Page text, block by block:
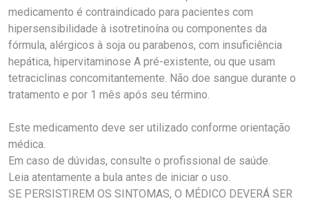
medicamento é contraindicado para pacientes com
hipersensibilidade à isotretinoína ou componentes da
fórmula, alérgicos à soja ou parabenos, com insuficiência
hepática, hipervitaminose A pré-existente, ou que usam
tetraciclinas concomitantemente. Não doe sangue durante o
tratamento e por 1 mês após seu término.
Este medicamento deve ser utilizado conforme orientação
médica.
Em caso de dúvidas, consulte o profissional de saúde.
Leia atentamente a bula antes de iniciar o uso.
SE PERSISTIREM OS SINTOMAS, O MÉDICO DEVERÁ SER